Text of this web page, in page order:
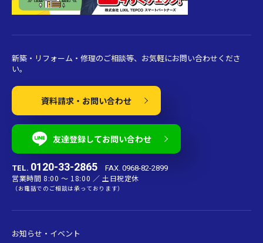
新築・リフォーム・修理のご相談等、お気軽にお問い合わせくださ
い。
資料請求・お問い合わせ
友達登録してお問い合わせ
TEL. 0120-33-2865 FAX. 0968-82-2899
営業時間 8:00 〜 18:00 ／ 土日祝定休
（お電話でのご相談は承っております）
お知らせ・イベント